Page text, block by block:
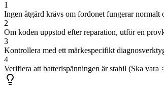
1
Ingen åtgärd krävs om fordonet fungerar normalt
2
Om koden uppstod efter reparation, utför en
3
Kontrollera med ett märkespecifikt
4
Verifiera att batterispänningen är stabil (Ska